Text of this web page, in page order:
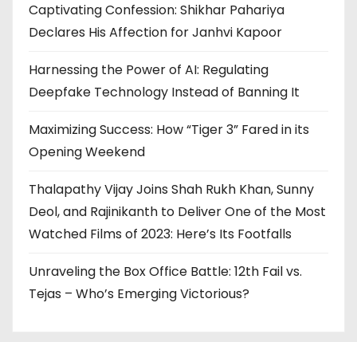
Captivating Confession: Shikhar Pahariya
Declares His Affection for Janhvi Kapoor
Harnessing the Power of AI: Regulating
Deepfake Technology Instead of Banning It
Maximizing Success: How “Tiger 3” Fared in its
Opening Weekend
Thalapathy Vijay Joins Shah Rukh Khan, Sunny
Deol, and Rajinikanth to Deliver One of the Most
Watched Films of 2023: Here’s Its Footfalls
Unraveling the Box Office Battle: 12th Fail vs.
Tejas – Who’s Emerging Victorious?